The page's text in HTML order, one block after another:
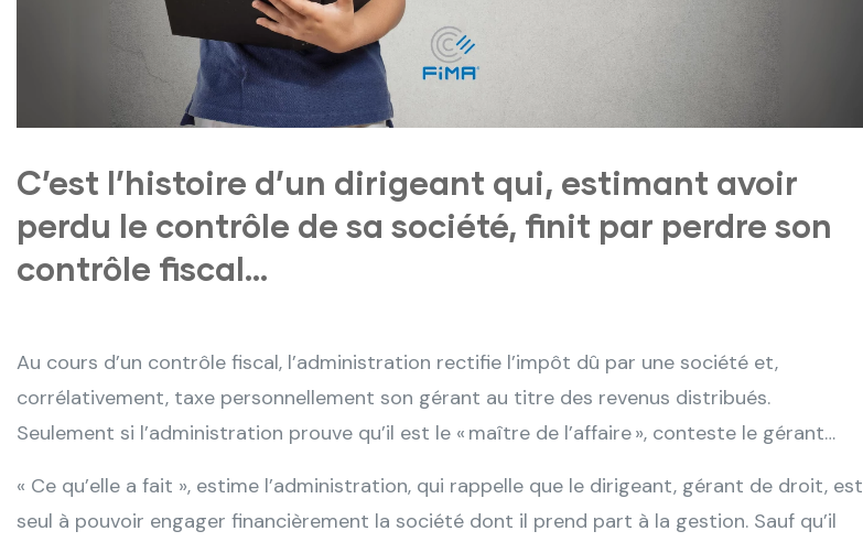
C’est l’histoire d’un dirigeant qui, estimant avoir
perdu le contrôle de sa société, finit par perdre son
contrôle fiscal…
Au cours d’un contrôle fiscal, l’administration rectifie l’impôt dû par une société et,
corrélativement, taxe personnellement son gérant au titre des revenus distribués.
Seulement si l’administration prouve qu’il est le « maître de l’affaire », conteste le gérant…
« Ce qu’elle a fait », estime l’administration, qui rappelle que le dirigeant, gérant de droit, est
seul à pouvoir engager financièrement la société dont il prend part à la gestion. Sauf qu’il